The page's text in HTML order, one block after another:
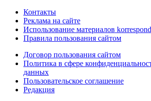
Контакты
Реклама на сайте
Использование материалов
Правила пользования сайтом
Договор пользования сайтом
Политика в сфере
данных
Пользовательское соглашение
Редакция